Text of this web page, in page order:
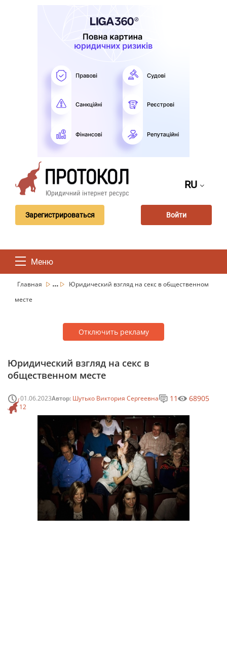
RU
Зарегистрироваться Войти
Меню
Главная ...
Юридический взгляд на секс в общественном
месте
Отключить рекламу
Юридический взгляд на секс в
общественном месте
01.06.2023Автор: Шутько Виктория Сергеевна
12
11 68905